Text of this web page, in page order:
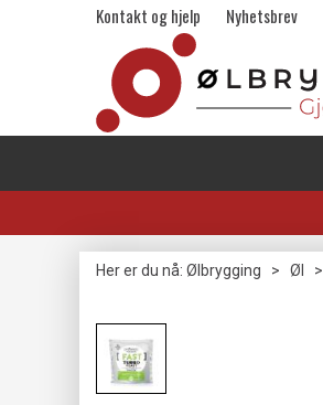
Kontakt og hjelp Nyhetsbrev
Her er du nå: Ølbrygging > Øl >